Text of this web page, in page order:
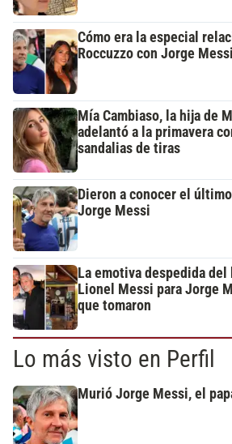
Cómo era la especial
Roccuzzo con Jorge
Mía Cambiaso, la hija de
adelantó a la primavera
sandalias de tiras
Dieron a conocer el
Jorge Messi
La emotiva despedida
Lionel Messi para Jorge
que tomaron
Lo más visto en Perfil
Murió Jorge Messi, el